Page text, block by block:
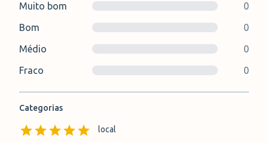
Muito bom
0
Bom
0
Médio
0
Fraco
0
Categorias
local